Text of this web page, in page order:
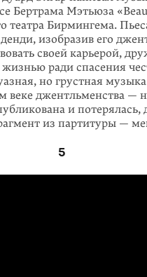
Бертрама Мэтьюза
театра Бирмингема.
изобразив его
своей карьерой,
ради спасения
но грустная
веке джентльменства —
и потерялась,
из партитуры —
5